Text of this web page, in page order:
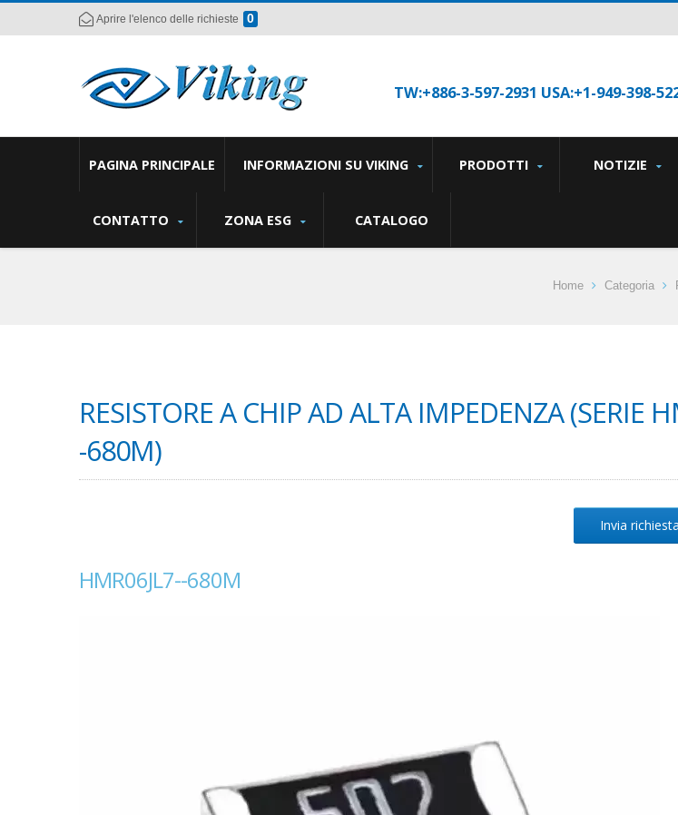
Aprire l'elenco delle richieste 0
TW:+886-3-597-2931 USA:+1-949-398-
PAGINA PRINCIPALE INFORMAZIONI SU VIKING PRODOTTI NOTIZIE
CONTATTO ZONA ESG CATALOGO
Home Categoria
RESISTORE A CHIP AD ALTA IMPEDENZA (SERIE
-680M)
Invia richiesta
HMR06JL7--680M